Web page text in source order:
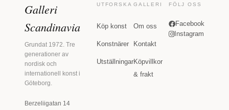
Galleri
Scandinavia
Grundat 1972. Tre
generationer av
nordisk och
internationell konst i
Göteborg.
Berzeliigatan 14
UTFORSKA
Köp konst
Konstnärer
Utställningar
GALLERI
Om oss
Kontakt
Köpvillkor
& frakt
FÖLJ OSS
Facebook
Instagram